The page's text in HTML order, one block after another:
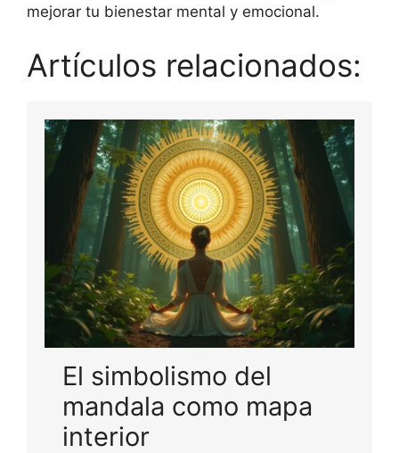
mejorar tu bienestar mental y emocional.
Artículos relacionados:
El simbolismo del
mandala como mapa
interior